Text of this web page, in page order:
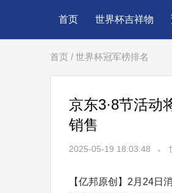
首页 世界杯吉祥物
首页 / 世界杯冠军榜排名
京东3·8节活动
销售
2025-05-19 18:03:48
【亿邦原创】2月24日